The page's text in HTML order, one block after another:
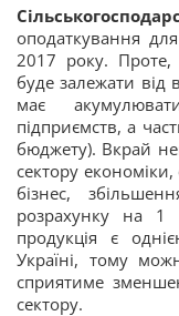
оподаткування
2017 року. Проте,
буде залежати від
має
підприємств, а
бюджету). Вкрай
сектору
бізнес,
розрахунку на 1
продукція є
Україні, тому
сприятиме
сектору.